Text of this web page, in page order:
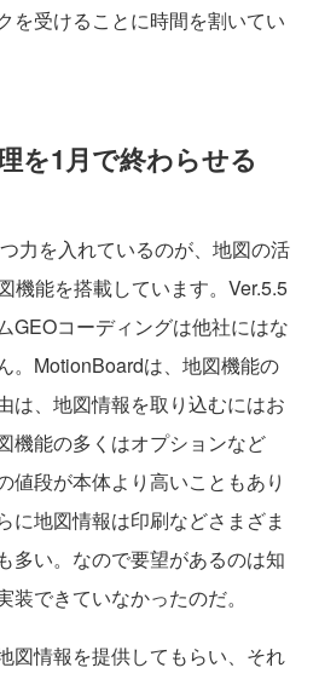
を受けることに時間を割いてい
を1月で終わらせる
力を入れているのが、地図の活
機能を搭載しています。Ver.5.5
GEOコーディングは他社にはな
。MotionBoardは、地図機能の
は、地図情報を取り込むにはお
機能の多くはオプションなど
値段が本体より高いこともあり
に地図情報は印刷などさまざま
多い。なので要望があるのは知
できていなかったのだ。
図情報を提供してもらい、それ